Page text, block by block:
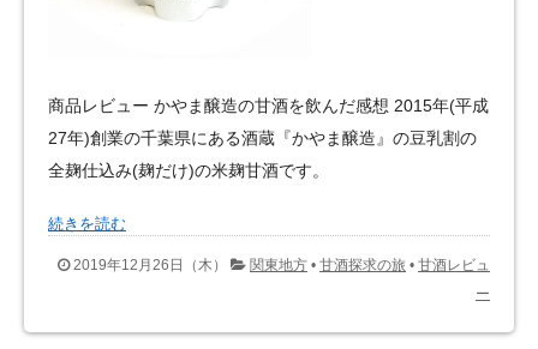
商品レビュー かやま醸造の甘酒を飲んだ感想 2015年(平成
27年)創業の千葉県にある酒蔵『かやま醸造』の豆乳割の
全麹仕込み(麹だけ)の米麹甘酒です。
続きを読む
2019年12月26日（木） 関東地方 • 甘酒探求の旅 • 甘酒レビュ
ー